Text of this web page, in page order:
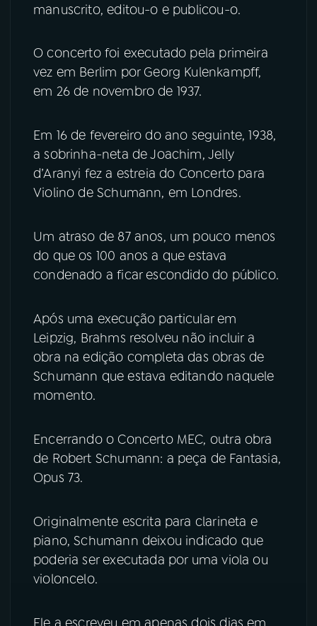
manuscrito, editou-o e publicou-o.
O concerto foi executado pela primeira
vez em Berlim por Georg Kulenkampff,
em 26 de novembro de 1937.
Em 16 de fevereiro do ano seguinte, 1938,
a sobrinha-neta de Joachim, Jelly
d’Aranyi fez a estreia do Concerto para
Violino de Schumann, em Londres.
Um atraso de 87 anos, um pouco menos
do que os 100 anos a que estava
condenado a ficar escondido do público.
Após uma execução particular em
Leipzig, Brahms resolveu não incluir a
obra na edição completa das obras de
Schumann que estava editando naquele
momento.
Encerrando o Concerto MEC, outra obra
de Robert Schumann: a peça de Fantasia,
Opus 73.
Originalmente escrita para clarineta e
piano, Schumann deixou indicado que
poderia ser executada por uma viola ou
violoncelo.